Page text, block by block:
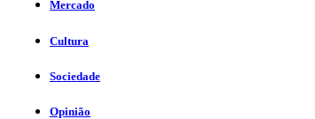
Mercado
Cultura
Sociedade
Opinião